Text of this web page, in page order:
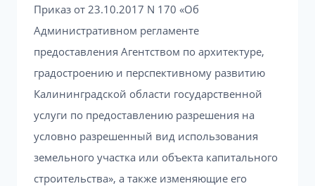
Приказ от 23.10.2017 N 170 «Об
Административном регламенте
предоставления Агентством по архитектуре,
градостроению и перспективному развитию
Калининградской области государственной
услуги по предоставлению разрешения на
условно разрешенный вид использования
земельного участка или объекта капитального
строительства», а также изменяющие его